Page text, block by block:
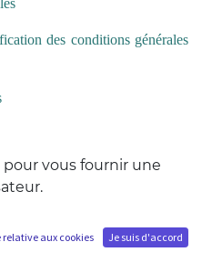
des conditions générales
vous fournir une
relative aux cookies Je suis d'accord